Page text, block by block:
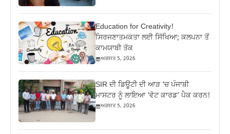
Education for Creativity!
ਸਿਰਜਣਾਤਮਕਤਾ ਲਈ ਸਿੱਖਿਆ; ਕਲਪਨਾ ਤੋਂ
ਕਾਮਯਾਬੀ ਤੱਕ
ਅਗਸਤ 5, 2026
SIR ਦੀ ਡਿਊਟੀ ਦੀ ਆੜ ‘ਚ ਪੰਜਾਬੀ
ਮਾਸਟਰ ਨੂੰ ਲਾਇਆ ‘ਵੋਟ ਕਾਰਡ’ ਪੈਕ ਕਰਨ!
ਅਗਸਤ 5, 2026